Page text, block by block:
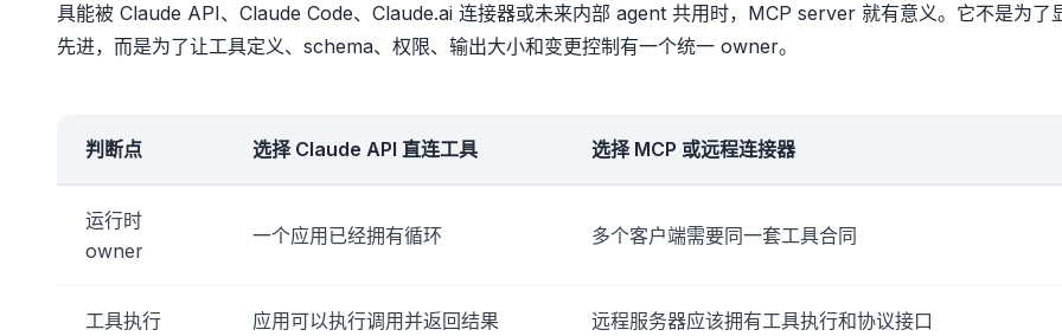
具能被 Claude API、Claude Code、Claude.ai 连接器或未来内部 agent 共用时，MCP server 就有意义。它不是为了
先进，而是为了让工具定义、schema、权限、输出大小和变更控制有一个统一 owner。
判断点 选择 Claude API 直连工具 选择 MCP 或远程连接器
运行时
owner
一个应用已经拥有循环 多个客户端需要同一套工具合同
工具执行 应用可以执行调用并返回结果 远程服务器应该拥有工具执行和协议接口